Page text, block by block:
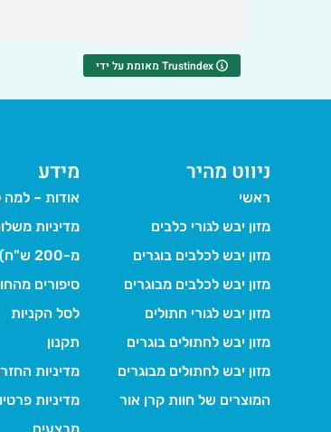
מאומת על ידי Trustindex
ניווט מהיר
ראשי
מזון יבש לגורי כלבים
מזון יבש לכלבים בוגרים
מזון יבש לכלבים מבוגרים
מזון יבש לגורי חתולים
מזון יבש לחתולים בוגרים
מזון יבש לחתולים מבוגרים
המוצרים של חוות קרן אור
מידע
אודות – למה
מדיניות
מ-200 ש"ח)
סיפורים
לסל הקניות
תקנון
מדיניות
מדיניות